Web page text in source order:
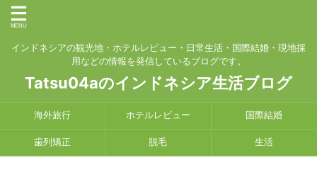
インドネシアの観光地・ホテルレビュー・日常生活・国際結婚・現地採
用などの情報を発信しているブログです。
Tatsu04aのインドネシア生活ブログ
海外旅行 ホテルレビュー 国際結婚
歯列矯正 脱毛 生活